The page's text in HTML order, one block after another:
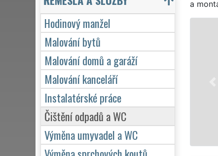
a
a
Hodinový manžel
Malování bytů
Malování domů a garáží
Malování kanceláří
Instalatérské práce
Čištění odpadů a WC
Výměna umyvadel a WC